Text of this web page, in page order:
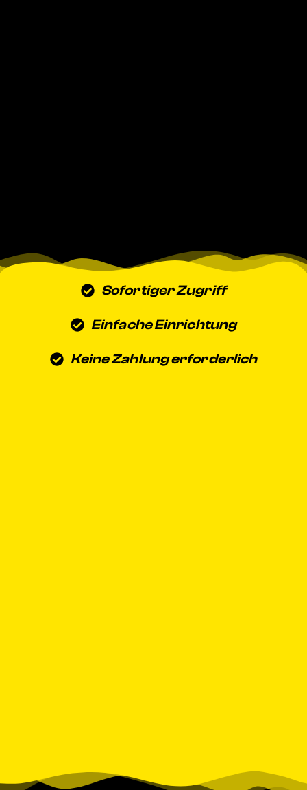
Sofortiger Zugriff
Einfache Einrichtung
Keine Zahlung erforderlich